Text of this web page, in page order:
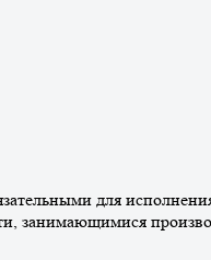
для
занимающимися